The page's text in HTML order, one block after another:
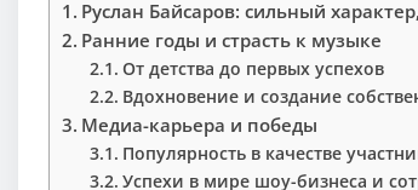
Руслан Байсаров: сильный
Ранние годы и страсть к музыке
От детства до первых успехов
Вдохновение и создание
Медиа-карьера и победы
Популярность в качестве
Успехи в мире шоу-бизнеса и